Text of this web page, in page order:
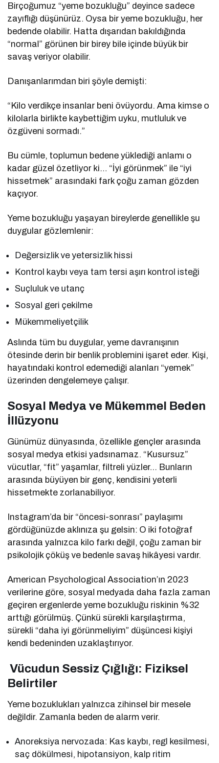
Birçoğumuz “yeme bozukluğu” deyince sadece
zayıflığı düşünürüz. Oysa bir yeme bozukluğu, her
bedende olabilir. Hatta dışarıdan bakıldığında
“normal” görünen bir birey bile içinde büyük bir
savaş veriyor olabilir.
Danışanlarımdan biri şöyle demişti:
“Kilo verdikçe insanlar beni övüyordu. Ama kimse o
kilolarla birlikte kaybettiğim uyku, mutluluk ve
özgüveni sormadı.”
Bu cümle, toplumun bedene yüklediği anlamı o
kadar güzel özetliyor ki… “İyi görünmek” ile “iyi
hissetmek” arasındaki fark çoğu zaman gözden
kaçıyor.
Yeme bozukluğu yaşayan bireylerde genellikle şu
duygular gözlemlenir:
Değersizlik ve yetersizlik hissi
Kontrol kaybı veya tam tersi aşırı kontrol isteği
Suçluluk ve utanç
Sosyal geri çekilme
Mükemmeliyetçilik
Aslında tüm bu duygular, yeme davranışının
ötesinde derin bir benlik problemini işaret eder. Kişi,
hayatındaki kontrol edemediği alanları “yemek”
üzerinden dengelemeye çalışır.
Sosyal Medya ve Mükemmel Beden
İllüzyonu
Günümüz dünyasında, özellikle gençler arasında
sosyal medya etkisi yadsınamaz. “Kusursuz”
vücutlar, “fit” yaşamlar, filtreli yüzler… Bunların
arasında büyüyen bir genç, kendisini yeterli
hissetmekte zorlanabiliyor.
Instagram’da bir “öncesi-sonrası” paylaşımı
gördüğünüzde aklınıza şu gelsin: O iki fotoğraf
arasında yalnızca kilo farkı değil, çoğu zaman bir
psikolojik çöküş ve bedenle savaş hikâyesi vardır.
American Psychological Association’ın 2023
verilerine göre, sosyal medyada daha fazla zaman
geçiren ergenlerde yeme bozukluğu riskinin %32
arttığı görülmüş. Çünkü sürekli karşılaştırma,
sürekli “daha iyi görünmeliyim” düşüncesi kişiyi
kendi bedeninden uzaklaştırıyor.
Vücudun Sessiz Çığlığı: Fiziksel
Belirtiler
Yeme bozuklukları yalnızca zihinsel bir mesele
değildir. Zamanla beden de alarm verir.
Anoreksiya nervozada: Kas kaybı, regl kesilmesi,
saç dökülmesi, hipotansiyon, kalp ritim